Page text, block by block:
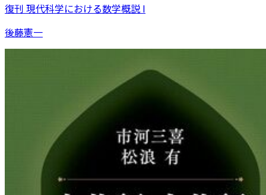
復刊 現代科学における数学概説 I
後藤憲一